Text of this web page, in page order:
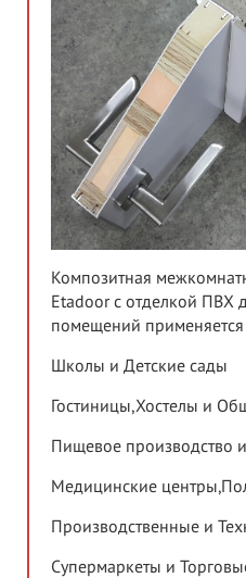
Композитная
Etadoor с отделкой ПВХ
помещений
Школы и Детские сады
Гостиницы,Хостелы и
Пищевое производство
Медицинские
Производственные и
Супермаркеты и